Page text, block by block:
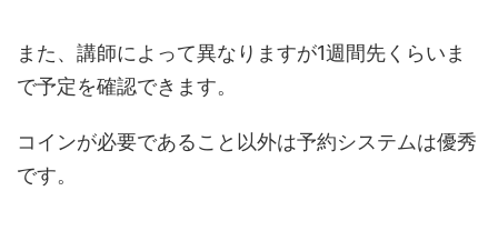
また、講師によって異なりますが1週間先くらいま
で予定を確認できます。
コインが必要であること以外は予約システムは優秀
です。